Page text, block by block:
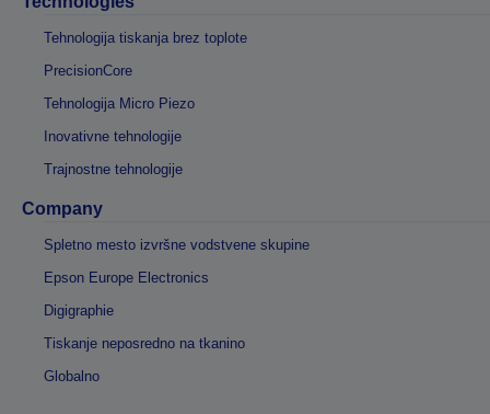
Tehnologija tiskanja brez toplote
PrecisionCore
Tehnologija Micro Piezo
Inovativne tehnologije
Trajnostne tehnologije
Company
Spletno mesto izvršne vodstvene skupine
Epson Europe Electronics
Digigraphie
Tiskanje neposredno na tkanino
Globalno